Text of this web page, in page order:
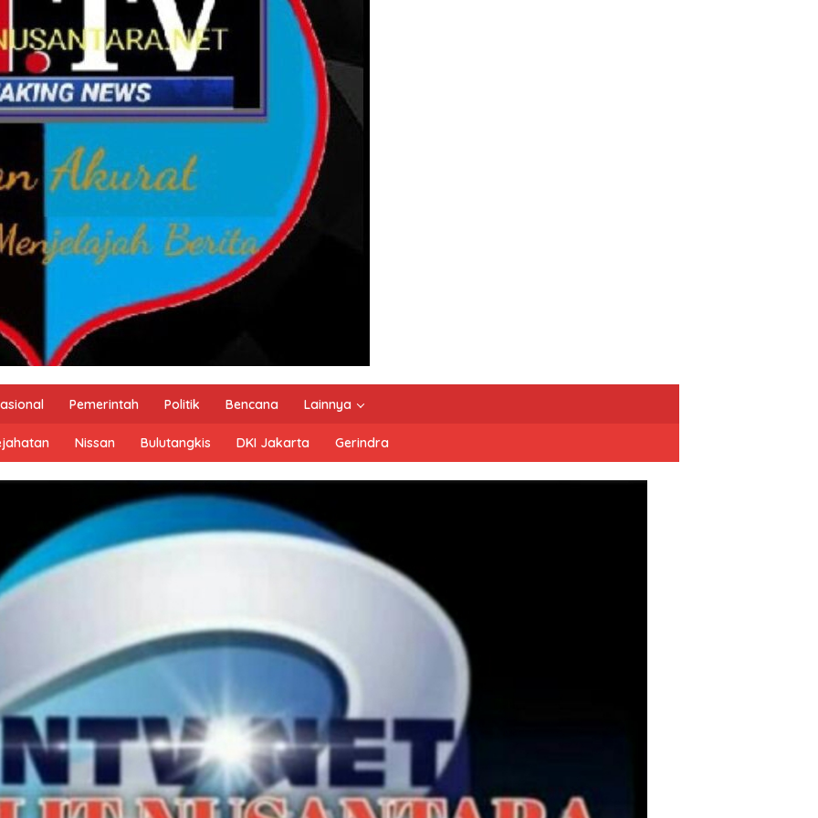
Pemerintah Politik Bencana Lainnya
Nissan Bulutangkis DKI Jakarta Gerindra